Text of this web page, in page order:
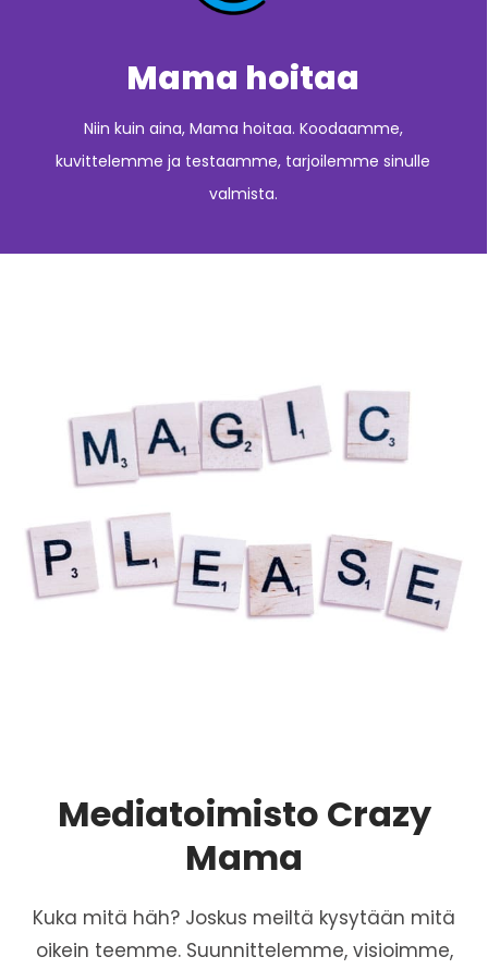
Mama hoitaa
Niin kuin aina, Mama hoitaa. Koodaamme,
kuvittelemme ja testaamme, tarjoilemme sinulle
valmista.
Mediatoimisto Crazy
Mama
Kuka mitä häh? Joskus meiltä kysytään mitä
oikein teemme. Suunnittelemme, visioimme,